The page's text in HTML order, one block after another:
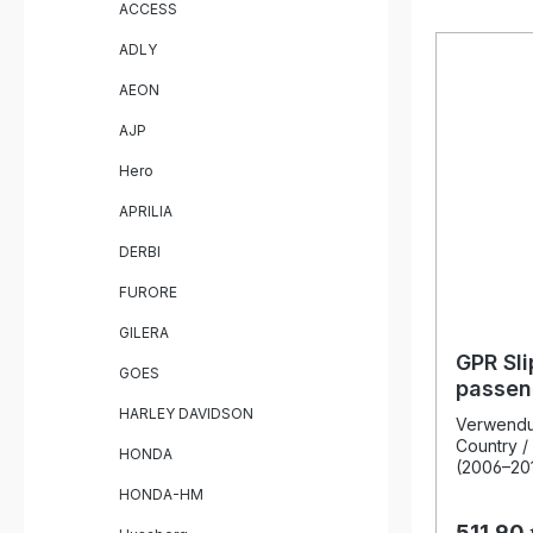
ACCESS
ADLY
AEON
AJP
Hero
APRILIA
DERBI
FURORE
GILERA
GOES
HARLEY DAVIDSON
HONDA
HONDA-HM
Die
Italien
Plug-
Funktion
Deutlich
Serienanlage
GPR
2006-
Country